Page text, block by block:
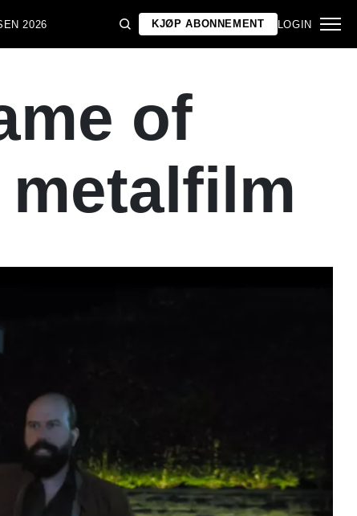
2026 KJØP ABONNEMENT LOGIN
of